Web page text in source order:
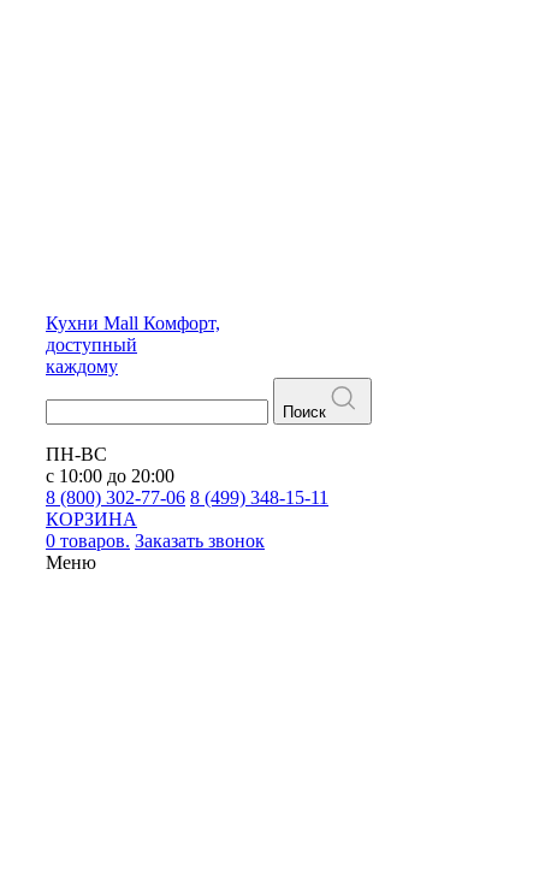
Кухни Mall Комфорт,
доступный
каждому
Поиск
ПН-ВС
с 10:00 до 20:00
8 (800) 302-77-06 8 (499) 348-15-11
КОРЗИНА
0 товаров. Заказать звонок
Меню